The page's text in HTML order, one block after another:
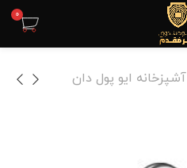
0
آشپزخانه ایو پول دان